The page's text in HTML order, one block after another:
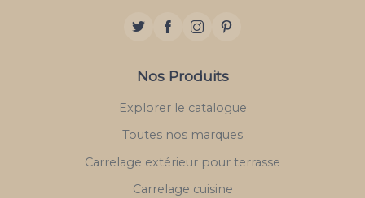
Nos Produits
Explorer le catalogue
Toutes nos marques
Carrelage extérieur pour terrasse
Carrelage cuisine